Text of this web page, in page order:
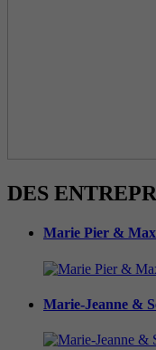
DES
Marie Pier &
Marie-Jeanne &